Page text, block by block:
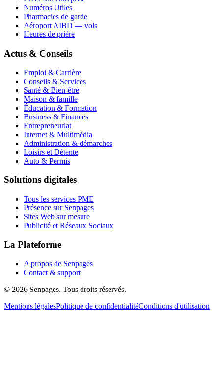
Numéros Utiles
Pharmacies de garde
Aéroport AIBD — vols
Heures de prière
Actus & Conseils
Emploi & Carrière
Conseils & Services
Santé & Bien-être
Maison & famille
Éducation & Formation
Business & Finances
Entrepreneuriat
Internet & Multimédia
Administration & démarches
Loisirs et Détente
Auto & Permis
Solutions digitales
Tous les services PME
Présence sur Senpages
Sites Web sur mesure
Publicité et Réseaux Sociaux
La Plateforme
A propos de Senpages
Contact & support
© 2026 Senpages. Tous droits réservés.
Mentions légalesPolitique de confidentialitéConditions d'utilisation